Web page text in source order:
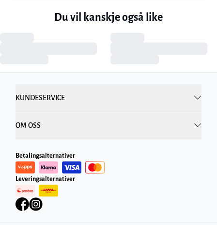
Du vil kanskje også like
KUNDESERVICE
OM OSS
Betalingsalternativer
Leveringsalternativer